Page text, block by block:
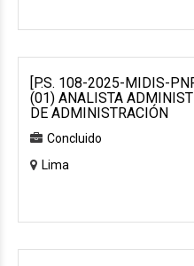
[P.S. 108-2025-MIDIS-
(01) ANALISTA
DE ADMINISTRACIÓN
Concluido
Lima